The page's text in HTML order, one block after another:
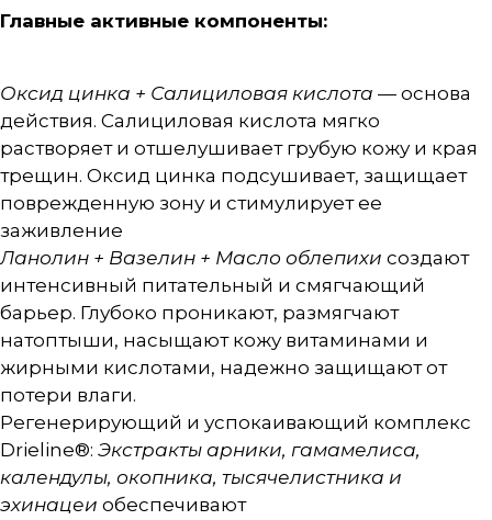
Главные активные компоненты:
Оксид цинка + Салициловая кислота — основа
действия. Салициловая кислота мягко
растворяет и отшелушивает грубую кожу и края
трещин. Оксид цинка подсушивает, защищает
поврежденную зону и стимулирует ее
заживление
Ланолин + Вазелин + Масло облепихи создают
интенсивный питательный и смягчающий
барьер. Глубоко проникают, размягчают
натоптыши, насыщают кожу витаминами и
жирными кислотами, надежно защищают от
потери влаги.
Регенерирующий и успокаивающий комплекс
Drieline®: Экстракты арники, гамамелиса,
календулы, окопника, тысячелистника и
эхинацеи обеспечивают